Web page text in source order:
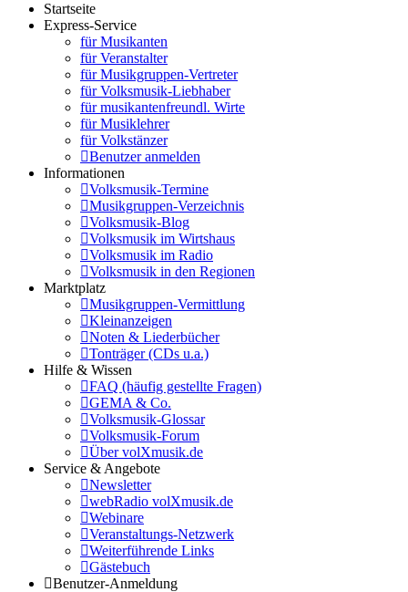
Startseite
Express-Service
für Musikanten
für Veranstalter
für Musikgruppen-Vertreter
für Volksmusik-Liebhaber
für musikantenfreundl. Wirte
für Musiklehrer
für Volkstänzer
Benutzer anmelden
Informationen
Volksmusik-Termine
Musikgruppen-Verzeichnis
Volksmusik-Blog
Volksmusik im Wirtshaus
Volksmusik im Radio
Volksmusik in den Regionen
Marktplatz
Musikgruppen-Vermittlung
Kleinanzeigen
Noten & Liederbücher
Tonträger (CDs u.a.)
Hilfe & Wissen
FAQ (häufig gestellte Fragen)
GEMA & Co.
Volksmusik-Glossar
Volksmusik-Forum
Über volXmusik.de
Service & Angebote
Newsletter
webRadio volXmusik.de
Webinare
Veranstaltungs-Netzwerk
Weiterführende Links
Gästebuch
Benutzer-Anmeldung